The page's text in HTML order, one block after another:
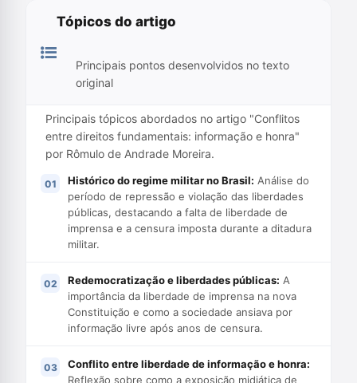
Tópicos do artigo
Principais pontos desenvolvidos no texto
original
Principais tópicos abordados no artigo "Conflitos
entre direitos fundamentais: informação e honra"
por Rômulo de Andrade Moreira.
Histórico do regime militar no Brasil: Análise do
período de repressão e violação das liberdades
públicas, destacando a falta de liberdade de
imprensa e a censura imposta durante a ditadura
militar.
Redemocratização e liberdades públicas: A
importância da liberdade de imprensa na nova
Constituição e como a sociedade ansiava por
informação livre após anos de censura.
Conflito entre liberdade de informação e honra:
Reflexão sobre como a exposição midiática de